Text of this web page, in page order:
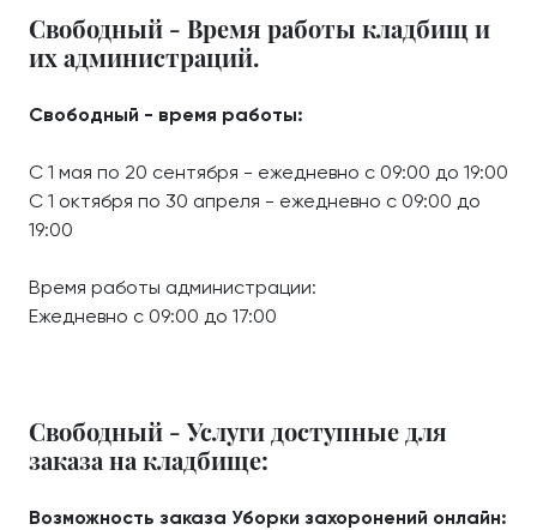
Свободный - Время работы кладбищ и
их администраций.
Свободный - время работы:
С 1 мая по 20 сентября - ежедневно с 09:00 до 19:00
С 1 октября по 30 апреля - ежедневно с 09:00 до
19:00
Время работы администрации:
Ежедневно с 09:00 до 17:00
Свободный - Услуги доступные для
заказа на кладбище:
Возможность заказа Уборки захоронений онлайн: